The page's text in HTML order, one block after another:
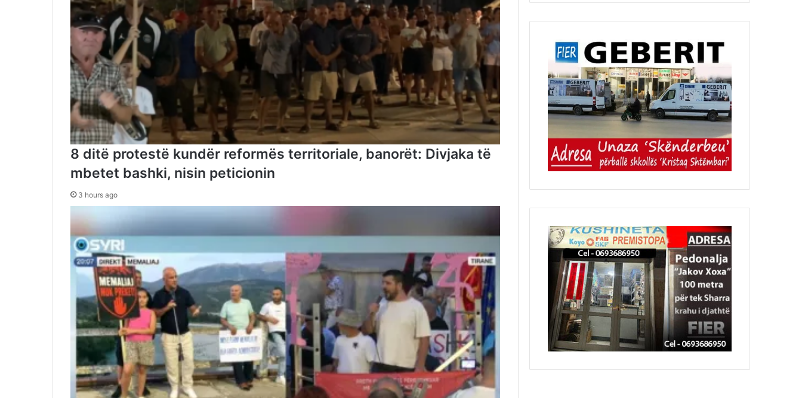
8 ditë protestë kundër reformës territoriale, banorët: Divjaka të
mbetet bashki, nisin peticionin
3 hours ago